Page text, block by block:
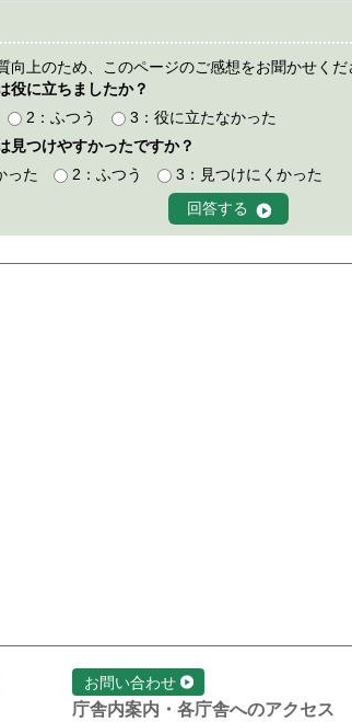
向上のため、このページのご感想をお聞かせくだ
役に立ちましたか？
2：ふつう
3：役に立たなかった
見つけやすかったですか？
った
2：ふつう 3：見つけにくかった
お問い合わせ
庁舎内案内・各庁舎へのアクセス